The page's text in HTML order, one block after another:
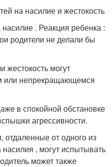
на насилие и жестокость
. Реакция ребенка :
родители не делали бы
жестокость могут
или непрекращающемся
в спокойной обстановке
агрессивности.
от одного из
насилия , могут испытывать
может также